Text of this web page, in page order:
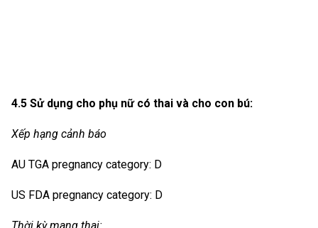
4.5 Sử dụng cho phụ nữ có thai và cho con bú:
Xếp hạng cảnh báo
AU TGA pregnancy category: D
US FDA pregnancy category: D
Thời kỳ mang thai: